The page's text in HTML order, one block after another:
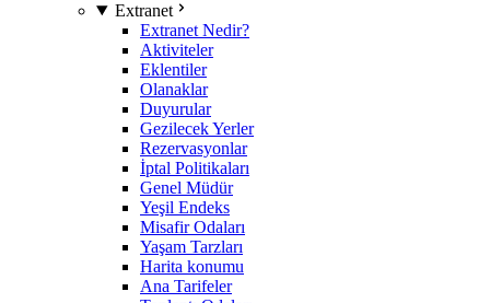
Extranet
Extranet Nedir?
Aktiviteler
Eklentiler
Olanaklar
Duyurular
Gezilecek Yerler
Rezervasyonlar
İptal Politikaları
Genel Müdür
Yeşil Endeks
Misafir Odaları
Yaşam Tarzları
Harita konumu
Ana Tarifeler